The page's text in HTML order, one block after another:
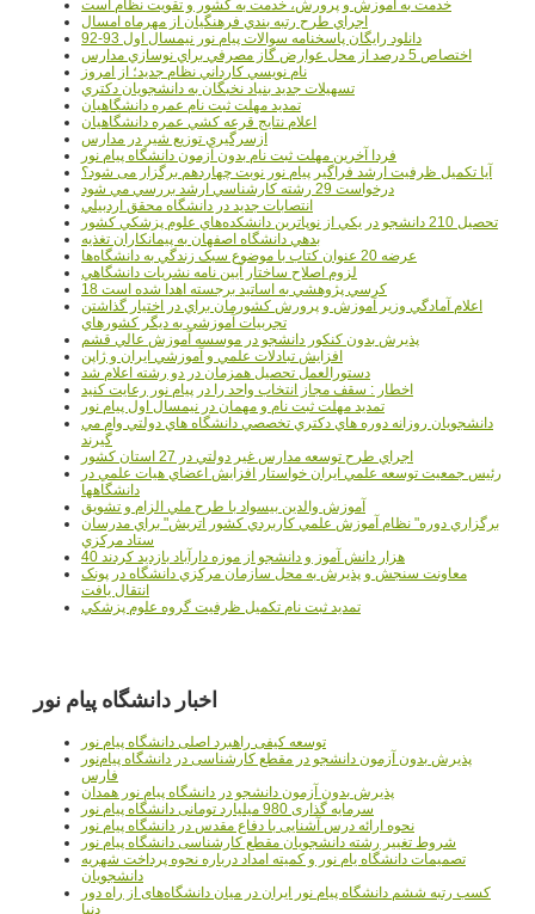
خدمت به آموزش و پرورش، خدمت به کشور و تقويت نظام است
اجراي طرح رتبه بندي فرهنگيان از مهرماه امسال
دانلود رایگان پاسخنامه سوالات پیام نور نیمسال اول 93-92
اختصاص 5 درصد از محل عوارض گاز مصرفي براي نوسازي مدارس
نام نويسي کارداني نظام جديد؛ از امروز
تسهيلات جديد بنياد نخبگان به دانشجويان دکتري
تمديد مهلت ثبت نام عمره دانشگاهيان
اعلام نتايج قرعه کشي عمره دانشگاهيان
ازسرگيري توزيع شير در مدارس
فردا آخرین مهلت ثبت نام بدون آزمون دانشگاه پیام نور
آیا تکمیل ظرفیت ارشد فراگیر پیام نور نوبت چهاردهم برگزار می شود؟
درخواست 29 رشته کارشناسي ارشد بررسي مي شود
انتصابات جديد در دانشگاه محقق اردبيلي
تحصيل 210 دانشجو در يکي از نوپاترين دانشکده‌هاي علوم پزشکي کشور
بدهي دانشگاه اصفهان به پيمانکاران تغذيه
عرضه 20 عنوان کتاب با موضوع سبک زندگي به دانشگاه‌ها
لزوم اصلاح ساختار آيين نامه نشريات دانشگاهي
18 کرسي پژوهشي به اساتيد برجسته اهدا شده است
اعلام آمادگي وزير آموزش و پرورش کشورمان براي در اختيار گذاشتن
تجربيات آموزشي به ديگر کشورهاي
پذيرش بدون کنکور دانشجو در موسسه آموزش عالي قشم
افزايش تبادلات علمي و آموزشي ايران و ژاپن
دستورالعمل تحصیل همزمان در دو رشته اعلام شد
اخطار : سقف مجاز انتخاب واحد را در پیام نور رعایت کنید
تمدید مهلت ثبت نام و مهمان در نیمسال اول پیام نور
دانشجويان روزانه دوره هاي دكتري تخصصي دانشگاه هاي دولتي وام مي
گيرند
اجراي طرح توسعه مدارس غير دولتي در 27 استان کشور
رئيس جمعيت توسعه علمي ايران خواستار افزايش اعضاي هيات علمي در
دانشگاهها
آموزش والدين بيسواد با طرح ملي الزام و تشويق
برگزاري دوره" نظام آموزش علمي كاربردي كشور اتريش" براي مدرسان
ستاد مرکزي
40 هزار دانش آموز و دانشجو از موزه دارآباد بازديد کردند
معاونت سنجش و پذيرش به محل سازمان مرکزي دانشگاه در پونک
انتقال يافت
تمديد ثبت نام تکميل ظرفيت گروه علوم پزشکي
اخبار دانشگاه پیام نور
توسعه کیفی راهبرد اصلی دانشگاه پیام نور
پذیرش بدون آزمون دانشجو در مقطع کارشناسی در دانشگاه پیام‌نور
فارس
پذیرش بدون آزمون دانشجو در دانشگاه پیام نور همدان
سرمایه گذاری 980 میلیارد تومانی دانشگاه پیام نور
نحوه ارائه درس آشنایی با دفاع مقدس در دانشگاه پیام نور
شروط تغییر رشته دانشجویان مقطع کارشناسی دانشگاه پیام نور
تصمیمات دانشگاه یام نور و کمیته امداد درباره نحوه پرداخت شهریه
دانشجویان
کسب رتبه ششم دانشگاه پیام نور ایران در میان دانشگاه‌های از راه دور
دنیا